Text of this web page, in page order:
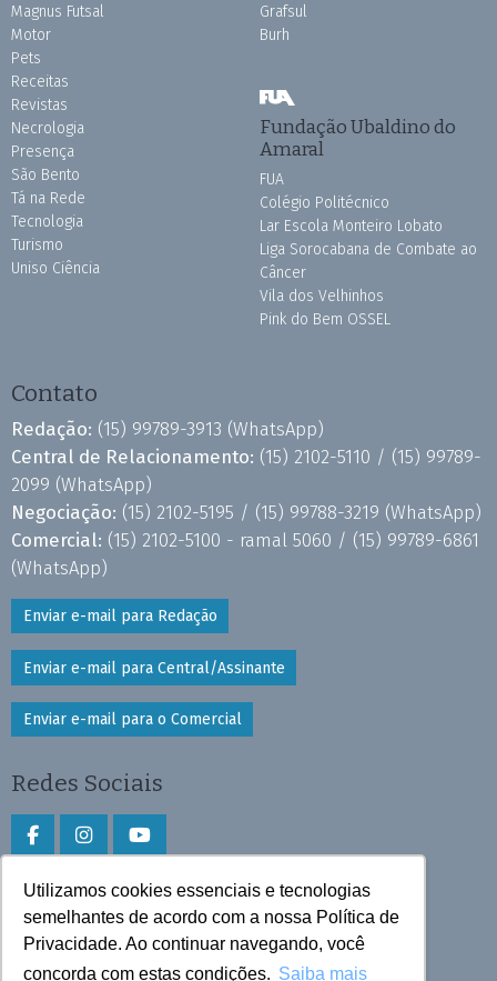
Utilizamos cookies essenciais e tecnologias
semelhantes de acordo com a nossa Política de
Privacidade. Ao continuar navegando, você
concorda com estas condições. Saiba mais
Magnus Futsal
Motor
Pets
Receitas
Revistas
Necrologia
Presença
São Bento
Tá na Rede
Tecnologia
Turismo
Uniso Ciência
Grafsul
Burh
Fundação Ubaldino do
Amaral
FUA
Colégio Politécnico
Lar Escola Monteiro Lobato
Liga Sorocabana de Combate ao
Câncer
Vila dos Velhinhos
Pink do Bem OSSEL
Contato
Redação: (15) 99789-3913 (WhatsApp)
Central de Relacionamento: (15) 2102-5110 / (15) 99789-
2099 (WhatsApp)
Negociação: (15) 2102-5195 / (15) 99788-3219 (WhatsApp)
Comercial: (15) 2102-5100 - ramal 5060 / (15) 99789-6861
(WhatsApp)
Enviar e-mail para Redação
Enviar e-mail para Central/Assinante
Enviar e-mail para o Comercial
Redes Sociais
Faça download do aplicativo
Play Store e App Store